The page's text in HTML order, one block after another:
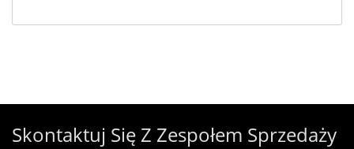
Skontaktuj Się Z Zespołem Sprzedaży